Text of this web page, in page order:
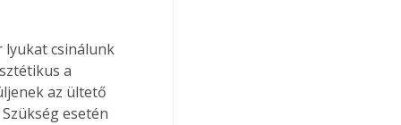
lyukat csinálunk
a
az ültető
esetén